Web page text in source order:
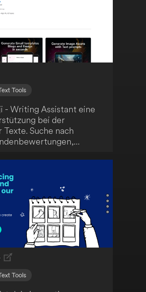
um schnell
zu generieren, wähle aus
für unterschiedliche
von vereinfachten
Tools
- Writing Assistant eine
bei der
Suche nach
zu erledigen.
Tools